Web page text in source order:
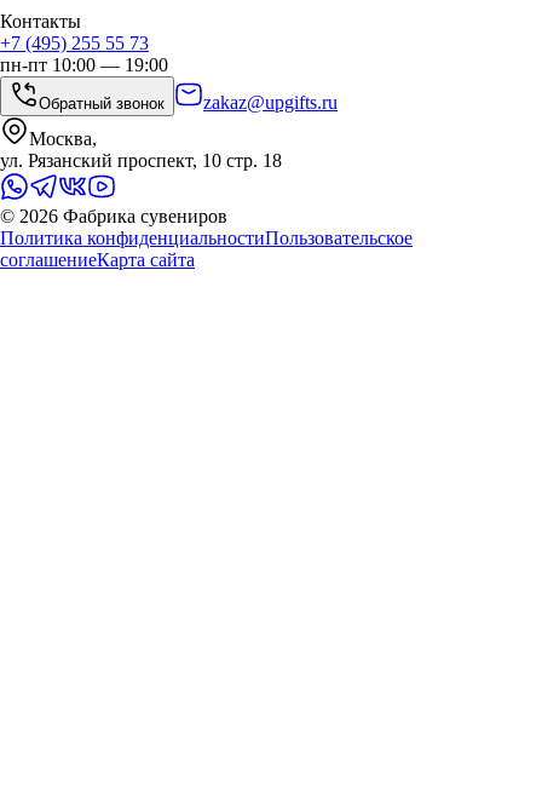
Контакты
+7 (495) 255 55 73
пн-пт 10:00 — 19:00
Обратный звонок
zakaz@upgifts.ru
Москва,
ул. Рязанский проспект, 10 стр. 18
© 2026 Фабрика сувениров
Политика конфиденциальностиПользовательское
соглашениеКарта сайта